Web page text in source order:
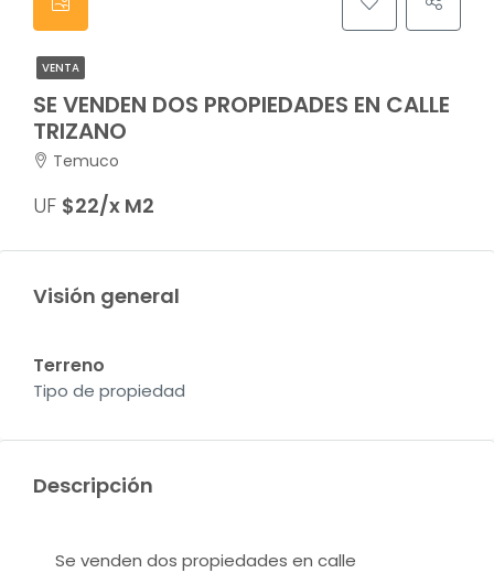
VENTA
SE VENDEN DOS PROPIEDADES EN CALLE
TRIZANO
Temuco
UF $22/x M2
Visión general
Terreno
Tipo de propiedad
Descripción
Se venden dos propiedades en calle